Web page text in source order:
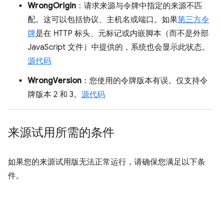
WrongOrigin ：请求来源与令牌中指定的来源不匹
配。这可以包括协议、主机名或端口。如果第三方令
牌是在 HTTP 标头、元标记或内嵌脚本（而不是外部
JavaScript 文件）中提供的，系统也会显示此状态。
源代码
WrongVersion ：您使用的令牌版本有误。仅支持令
牌版本 2 和 3。 源代码
来源试用所需的条件
如果您的来源试用版无法正常运行，请确保您满足以下条
件。